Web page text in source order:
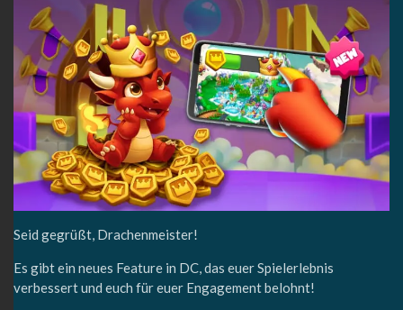
Seid gegrüßt, Drachenmeister!
Es gibt ein neues Feature in DC, das euer Spielerlebnis
verbessert und euch für euer Engagement belohnt!